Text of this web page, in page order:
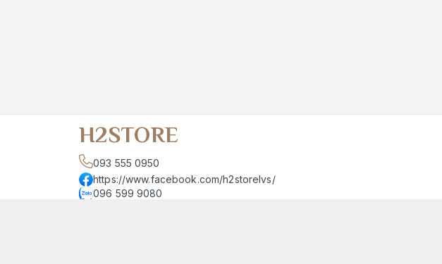
H2STORE
093 555 0950
https://www.facebook.com/h2storelvs/
096 599 9080